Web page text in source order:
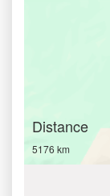
Distance
5176 km